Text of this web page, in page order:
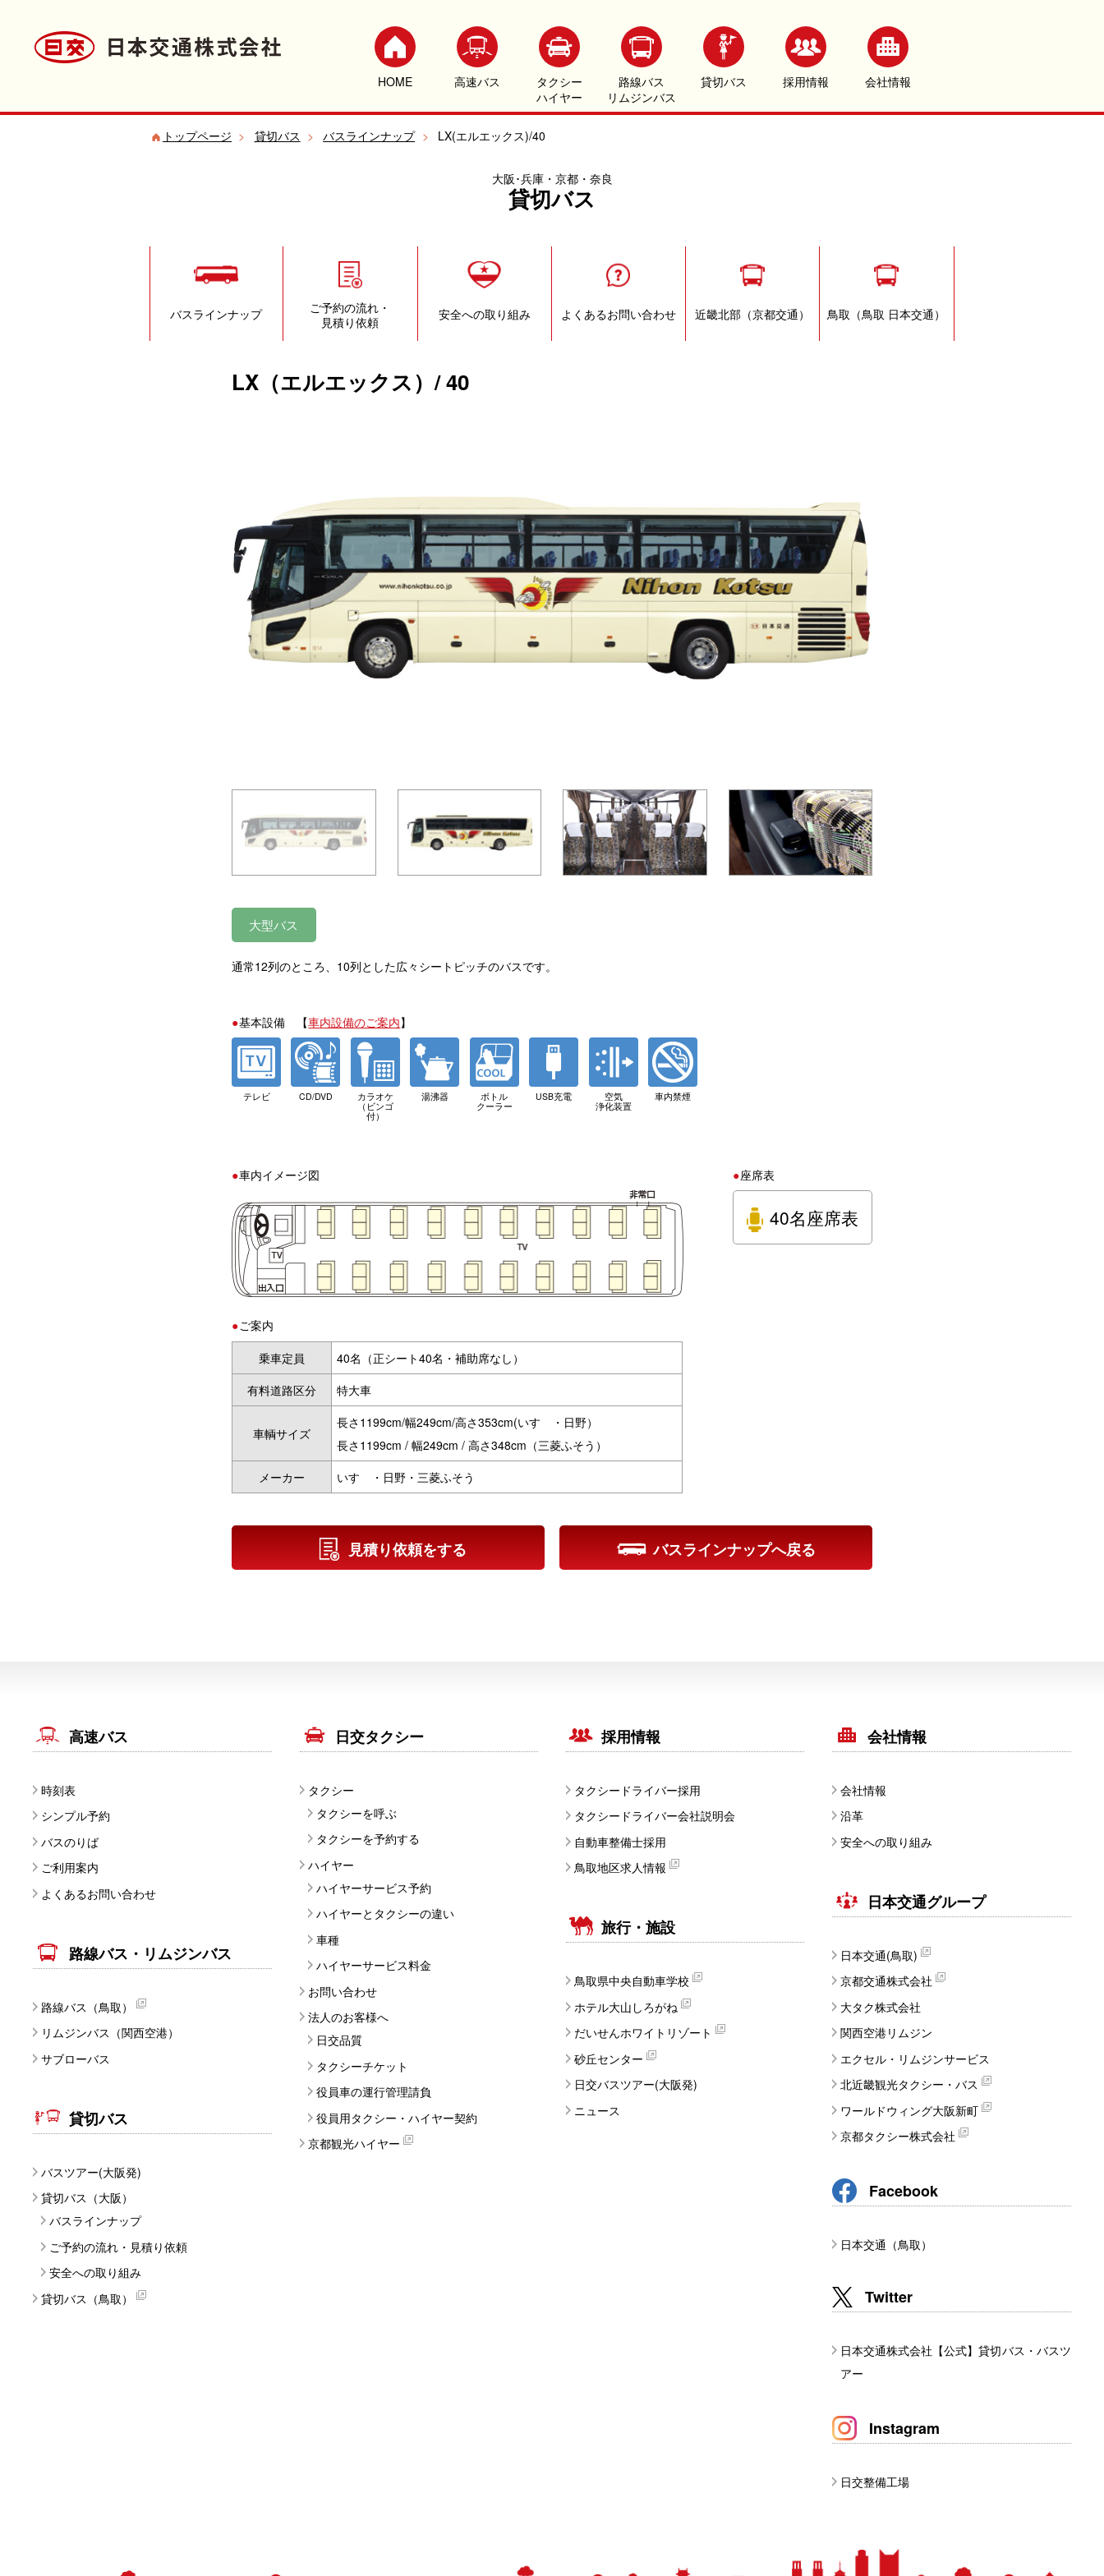
HOME 高速バス
タクシー
ハイヤー
路線バス
リムジンバス
貸切バス 採用情報 会社情報
トップページ > 貸切バス > バスラインナップ > LX(エルエックス)/40
大阪･兵庫・京都・奈良
貸切バス
バスラインナップ
ご予約の流れ・
見積り依頼
安全への取り組み よくあるお問い合わせ 近畿北部（京都交通） 鳥取（鳥取 日本交通）
LX（エルエックス）/ 40
大型バス
通常12列のところ、10列とした広々シートピッチのバスです。
基本設備 【車内設備のご案内】
テレビ CD/DVD
カラオケ
（ビンゴ
付）
湯沸器
ボトル
クーラー
USB充電
空気
浄化装置
車内禁煙
車内イメージ図
ご案内
乗車定員
40名（正シート40名・補助席なし）
有料道路区分
特大車
車輌サイズ
長さ1199cm/幅249cm/高さ353cm(いすゞ・日野）
長さ1199cm / 幅249cm / 高さ348cm（三菱ふそう）
メーカー
いすゞ・日野・三菱ふそう
座席表
40名座席表
見積り依頼をする バスラインナップへ戻る
高速バス
時刻表
シンプル予約
バスのりば
ご利用案内
よくあるお問い合わせ
路線バス・リムジンバス
路線バス（鳥取）
リムジンバス（関西空港）
サブローバス
貸切バス
バスツアー(大阪発)
貸切バス（大阪）
バスラインナップ
ご予約の流れ・見積り依頼
安全への取り組み
貸切バス（鳥取）
日交タクシー
タクシー
タクシーを呼ぶ
タクシーを予約する
ハイヤー
ハイヤーサービス予約
ハイヤーとタクシーの違い
車種
ハイヤーサービス料金
お問い合わせ
法人のお客様へ
日交品質
タクシーチケット
役員車の運行管理請負
役員用タクシー・ハイヤー契約
京都観光ハイヤー
採用情報
タクシードライバー採用
タクシードライバー会社説明会
自動車整備士採用
鳥取地区求人情報
旅行・施設
鳥取県中央自動車学校
ホテル大山しろがね
だいせんホワイトリゾート
砂丘センター
日交バスツアー(大阪発)
ニュース
会社情報
会社情報
沿革
安全への取り組み
日本交通グループ
日本交通(鳥取)
京都交通株式会社
大タク株式会社
関西空港リムジン
エクセル・リムジンサービス
北近畿観光タクシー・バス
ワールドウィング大阪新町
京都タクシー株式会社
Facebook
日本交通（鳥取）
Twitter
日本交通株式会社【公式】貸切バス・バスツ
アー
Instagram
日交整備工場